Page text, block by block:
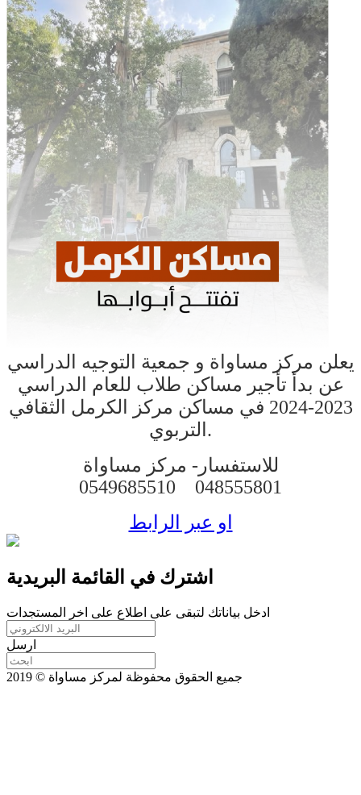
يعلن مركز مساواة و جمعية التوجيه الدراسي
عن بدأ تأجير مساكن طلاب للعام الدراسي
2023-2024 في مساكن مركز الكرمل الثقافي
التربوي.
للاستفسار- مركز مساواة
0549685510 048555801
او عبر الرابط
اشترك في القائمة البريدية
ادخل بياناتك لتبقى على اطلاع على اخر المستجدات
ارسل
جميع الحقوق محفوظة لمركز مساواة © 2019